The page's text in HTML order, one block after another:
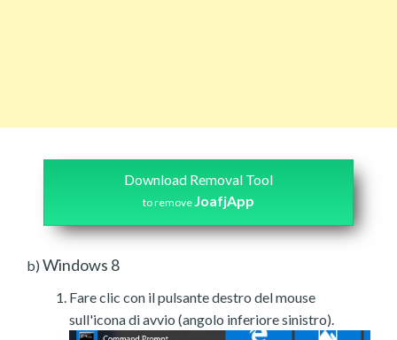
Download Removal Tool
to remove JoafjApp
b) Windows 8
Fare clic con il pulsante destro del mouse
sull'icona di avvio (angolo inferiore sinistro).